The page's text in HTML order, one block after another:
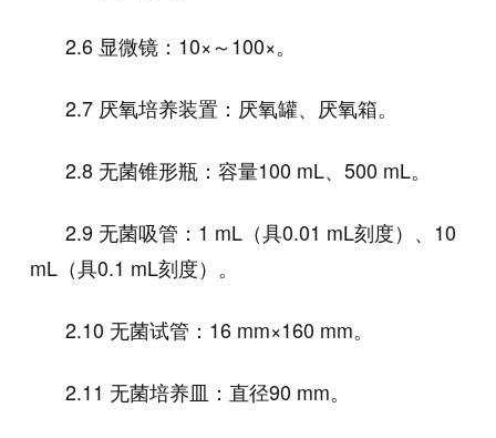
2.6 显微镜：10×～100×。
2.7 厌氧培养装置：厌氧罐、厌氧箱。
2.8 无菌锥形瓶：容量100 mL、500 mL。
2.9 无菌吸管：1 mL（具0.01 mL刻度）、10
mL（具0.1 mL刻度）。
2.10 无菌试管：16 mm×160 mm。
2.11 无菌培养皿：直径90 mm。